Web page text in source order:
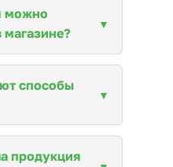
можно
магазине?
способы
продукция